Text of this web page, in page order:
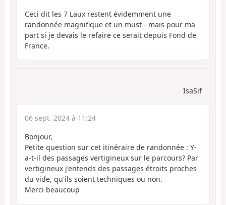
Ceci dit les 7 Laux restent évidemment une
randonnée magnifique et un must - mais pour ma
part si je devais le refaire ce serait depuis Fond de
France.
IsaSif
06 sept. 2024 à 11:24
Bonjour,
Petite question sur cet itinéraire de randonnée : Y-
a-t-il des passages vertigineux sur le parcours? Par
vertigineux j'entends des passages étroits proches
du vide, qu'ils soient techniques ou non.
Merci beaucoup